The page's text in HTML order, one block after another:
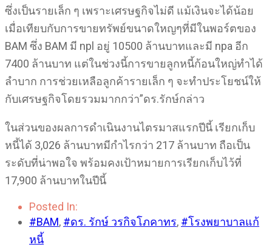
ซึ่งเป็นรายเล็ก ๆ เพราะเศรษฐกิจไม่ดี แม้เงินจะได้น้อย
เมื่อเทียบกับการขายทรัพย์ขนาดใหญๆที่มีในพอร์ตของ
BAM ซึ่ง BAM มี npl อยู่ 10500 ล้านบาทและมี npa อีก
7400 ล้านบาท แต่ในช่วงนี้การขายลูกหนี้ก้อนใหญ่ทำได้
ลำบาก การช่วยเหลือลูกค้ารายเล็ก ๆ จะทำประโยชน์ให้
กับเศรษฐกิจโดยรวมมากกว่า”ดร.รักษ์กล่าว
ในส่วนของผลการดำเนินงานไตรมาสแรกปีนี้ เรียกเก็บ
หนี้ได้ 3,026 ล้านบาทมีกำไรกว่า 217 ล้านบาท ถือเป็น
ระดับที่น่าพอใจ พร้อมคงเป้าหมายการเรียกเก็บไว้ที่
17,900 ล้านบาทในปีนี้
Posted In:
#BAM, #ดร. รักษ์ วรกิจโภคาทร, #โรงพยาบาลแก้
หนี้